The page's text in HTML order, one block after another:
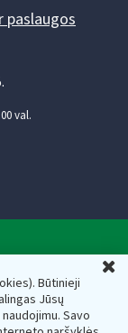
Būtinieji
Jūsų
Savo
paslaugos
val.
el.paštas: